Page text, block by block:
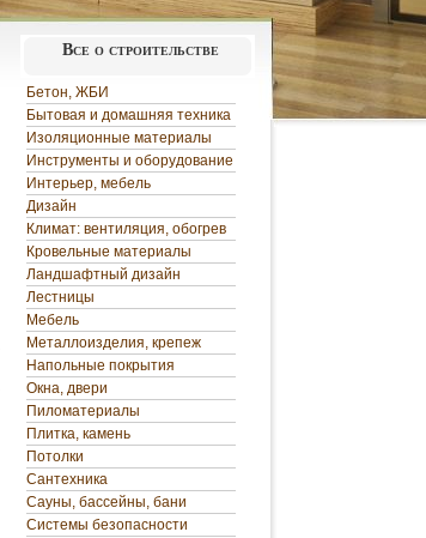
Все о строительстве
Бетон, ЖБИ
Бытовая и домашняя техника
Изоляционные материалы
Инструменты и оборудование
Интерьер, мебель
Дизайн
Климат: вентиляция, обогрев
Кровельные материалы
Ландшафтный дизайн
Лестницы
Мебель
Металлоизделия, крепеж
Напольные покрытия
Окна, двери
Пиломатериалы
Плитка, камень
Потолки
Сантехника
Сауны, бассейны, бани
Системы безопасности